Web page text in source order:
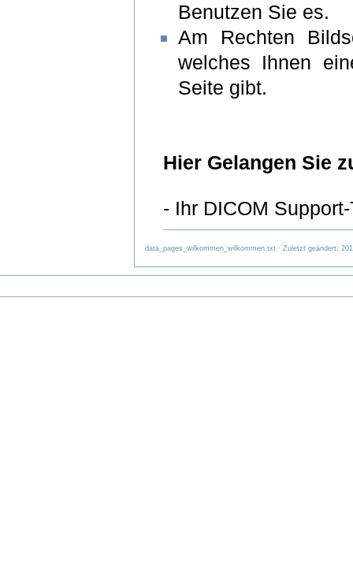
Benutzen Sie es.
Am Rechten
welches Ihnen
Seite gibt.
Hier Gelangen Sie
- Ihr DICOM
data_pages_wilkommen_wilkommen.txt · Zuletzt geändert: